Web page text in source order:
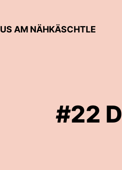
US AM NÄHKÄSCHTLE
#22